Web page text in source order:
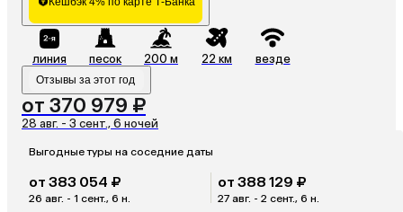
линия песок 200 м 22 км везде
Отзывы за этот год
от 370 979 ₽
28 авг. - 3 сент., 6 ночей
Выгодные туры на соседние даты
от 383 054 ₽
26 авг. - 1 сент., 6 н.
от 388 129 ₽
27 авг. - 2 сент., 6 н.